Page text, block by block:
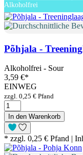
Alkoholfrei
Põhjala -
Alkoholfrei - Sour
3,59 €*
EINWEG
zzgl. 0,25 € Pfand
In den Warenkorb
* zzgl. 0,25 € Pfand |